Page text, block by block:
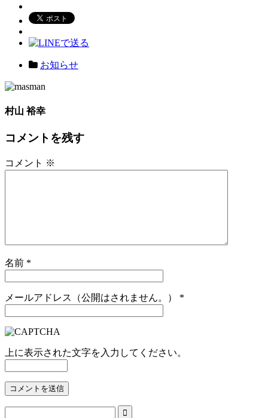
お知らせ
村山 裕幸
コメントを残す
コメント ※
名前 *
メールアドレス（公開はされません。） *
上に表示された文字を入力してください。
